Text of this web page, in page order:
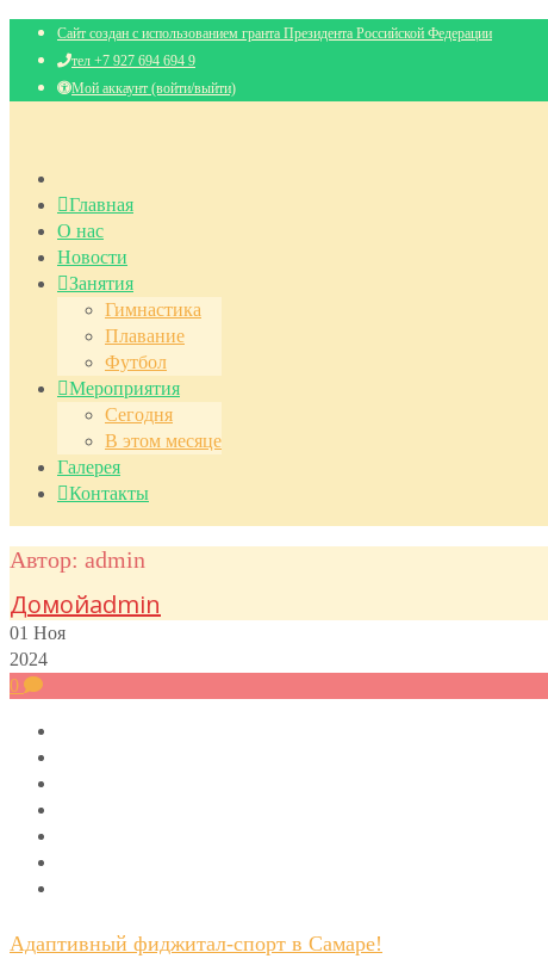
Сайт создан с использованием гранта Президента Российской Федерации
тел +7 927 694 694 9
Мой аккаунт (войти/выйти)
Главная
О нас
Новости
Занятия
Гимнастика
Плавание
Футбол
Мероприятия
Сегодня
В этом месяце
Галерея
Контакты
Автор: admin
Домойadmin
01 Ноя
2024
0
Адаптивный фиджитал-спорт в Самаре!